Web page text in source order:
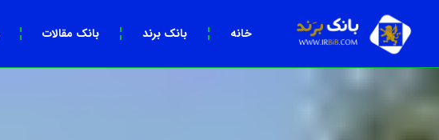
خانه بانک برند بانک مقالات